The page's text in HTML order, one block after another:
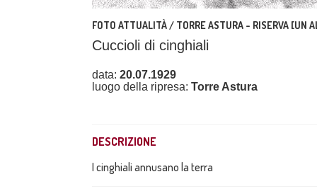
FOTO ATTUALITÀ / TORRE ASTURA - RISERVA [UN
Cuccioli di cinghiali
data: 20.07.1929
luogo della ripresa: Torre Astura
DESCRIZIONE
I cinghiali annusano la terra